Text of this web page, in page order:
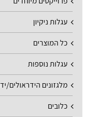
עגלות ניקיון
כל המוצרים
עגלות נוספות
מלגזונים הידראולים/
כלובים